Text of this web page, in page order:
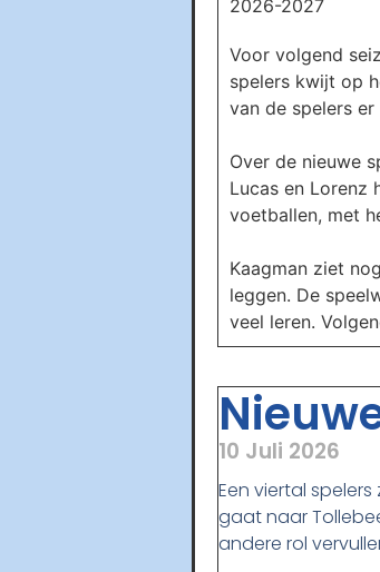
2026-2027
Voor volgend
spelers kwijt op
van de spelers
Over de nieuwe
Lucas en Lorenz
voetballen, met
Kaagman ziet
leggen. De
veel leren.
10 Juli 2026
Een viertal spelers
gaat naar
andere rol